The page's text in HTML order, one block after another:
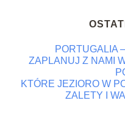
PORTUGALIA
ZAPLANUJ Z NAMI
KTÓRE JEZIORO W
ZALETY I